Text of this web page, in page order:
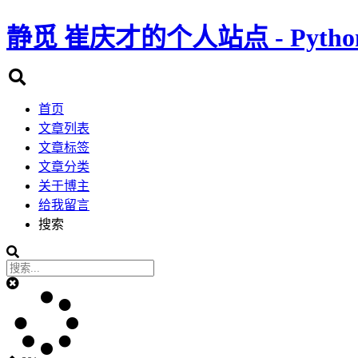
静觅 崔庆才的个人站点 -
首页
文章列表
文章标签
文章分类
关于博主
给我留言
搜索